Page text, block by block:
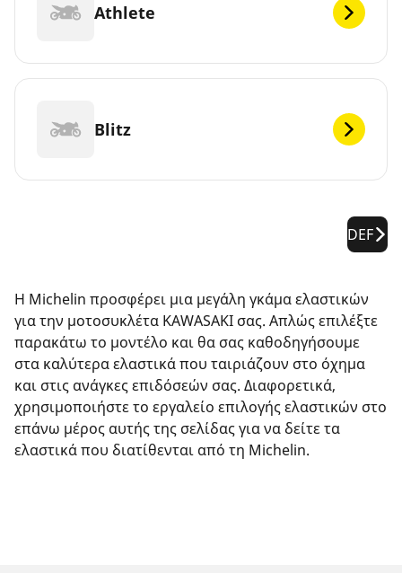
Athlete
Blitz
DEF
Η Michelin προσφέρει μια μεγάλη γκάμα ελαστικών
για την μοτοσυκλέτα KAWASAKI σας. Απλώς επιλέξτε
παρακάτω το μοντέλο και θα σας καθοδηγήσουμε
στα καλύτερα ελαστικά που ταιριάζουν στο όχημα
και στις ανάγκες επιδόσεών σας. Διαφορετικά,
χρησιμοποιήστε το εργαλείο επιλογής ελαστικών στο
επάνω μέρος αυτής της σελίδας για να δείτε τα
ελαστικά που διατίθενται από τη Michelin.